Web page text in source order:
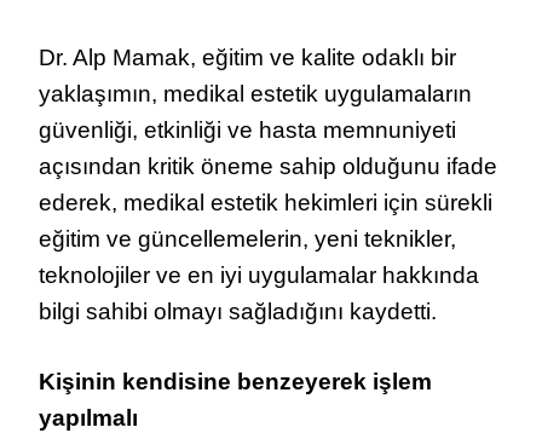
Dr. Alp Mamak, eğitim ve kalite odaklı bir
yaklaşımın, medikal estetik uygulamaların
güvenliği, etkinliği ve hasta memnuniyeti
açısından kritik öneme sahip olduğunu ifade
ederek, medikal estetik hekimleri için sürekli
eğitim ve güncellemelerin, yeni teknikler,
teknolojiler ve en iyi uygulamalar hakkında
bilgi sahibi olmayı sağladığını kaydetti.
Kişinin kendisine benzeyerek işlem
yapılmalı